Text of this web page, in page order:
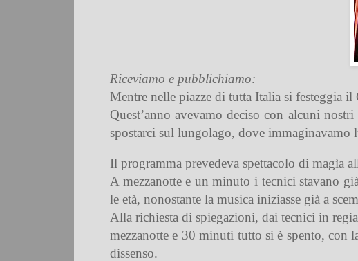
Riceviamo e pubblichiamo:
Mentre nelle piazze di tutta Italia si festeggia
Quest’anno avevamo deciso con alcuni
spostarci sul lungolago, dove immaginavamo
Il programma prevedeva spettacolo di
A mezzanotte e un minuto i tecnici stavano
le età, nonostante la musica iniziasse già a
Alla richiesta di spiegazioni, dai tecnici in
mezzanotte e 30 minuti tutto si è spento, con
dissenso.